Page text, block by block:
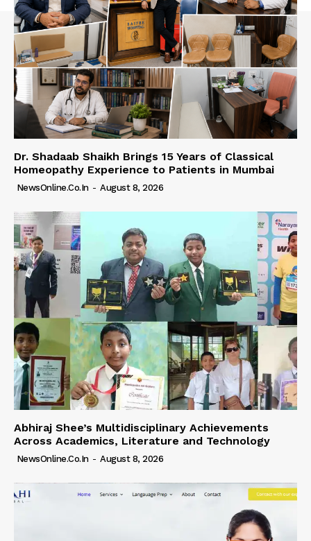
Dr. Shadaab Shaikh Brings 15 Years of Classical
Homeopathy Experience to Patients in Mumbai
NewsOnline.co.in - August 8, 2026
Abhiraj Shee’s Multidisciplinary Achievements
Across Academics, Literature and Technology
NewsOnline.co.in - August 8, 2026